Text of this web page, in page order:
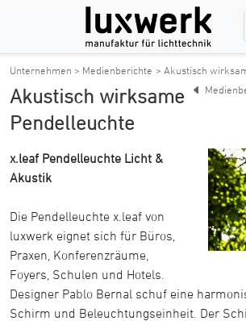
Unternehmen > Medienberichte > Akustisch
Akustisch wirksame
Pendelleuchte
x.leaf Pendelleuchte Licht &
Akustik
Die Pendelleuchte x.leaf von
luxwerk eignet sich für Büros,
Praxen, Konferenzräume,
Foyers, Schulen und Hotels.
Designer Pablo Bernal schuf eine
Schirm und Beleuchtungseinheit. Der